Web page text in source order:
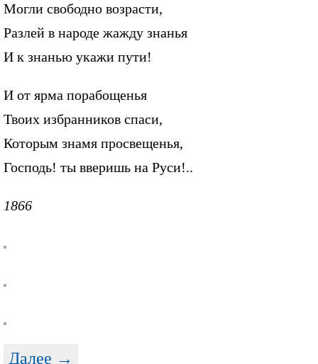
Могли свободно возрасти,
Разлей в народе жажду знанья
И к знанью укажи пути!
И от ярма порабощенья
Твоих избранников спаси,
Которым знамя просвещенья,
Господь! ты вверишь на Руси!..
1866
Далее →